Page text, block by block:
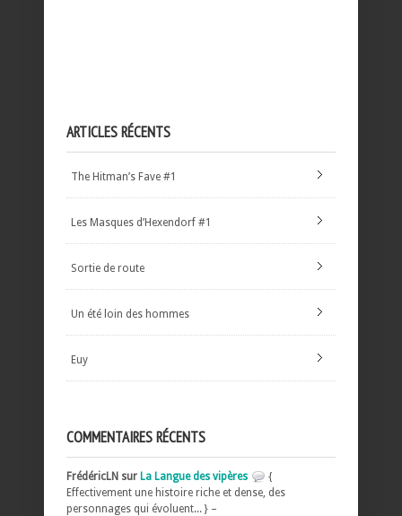
ARTICLES RÉCENTS
The Hitman’s Fave #1
Les Masques d’Hexendorf #1
Sortie de route
Un été loin des hommes
Euy
COMMENTAIRES RÉCENTS
FrédéricLN sur La Langue des vipères
{
Effectivement une histoire riche et dense, des
personnages qui évoluent... } –